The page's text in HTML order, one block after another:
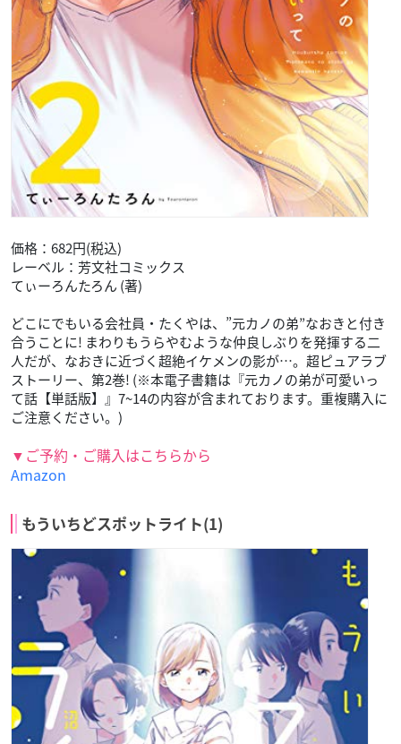
価格：682円(税込)
レーベル：芳文社コミックス
てぃーろんたろん (著)
どこにでもいる会社員・たくやは、”元カノの弟”なおきと付き
合うことに! まわりもうらやむような仲良しぶりを発揮する二
人だが、なおきに近づく超絶イケメンの影が…。超ピュアラブ
ストーリー、第2巻! (※本電子書籍は『元カノの弟が可愛いっ
て話【単話版】』7~14の内容が含まれております。重複購入に
ご注意ください。)
▼ご予約・ご購入はこちらから
Amazon
もういちどスポットライト(1)